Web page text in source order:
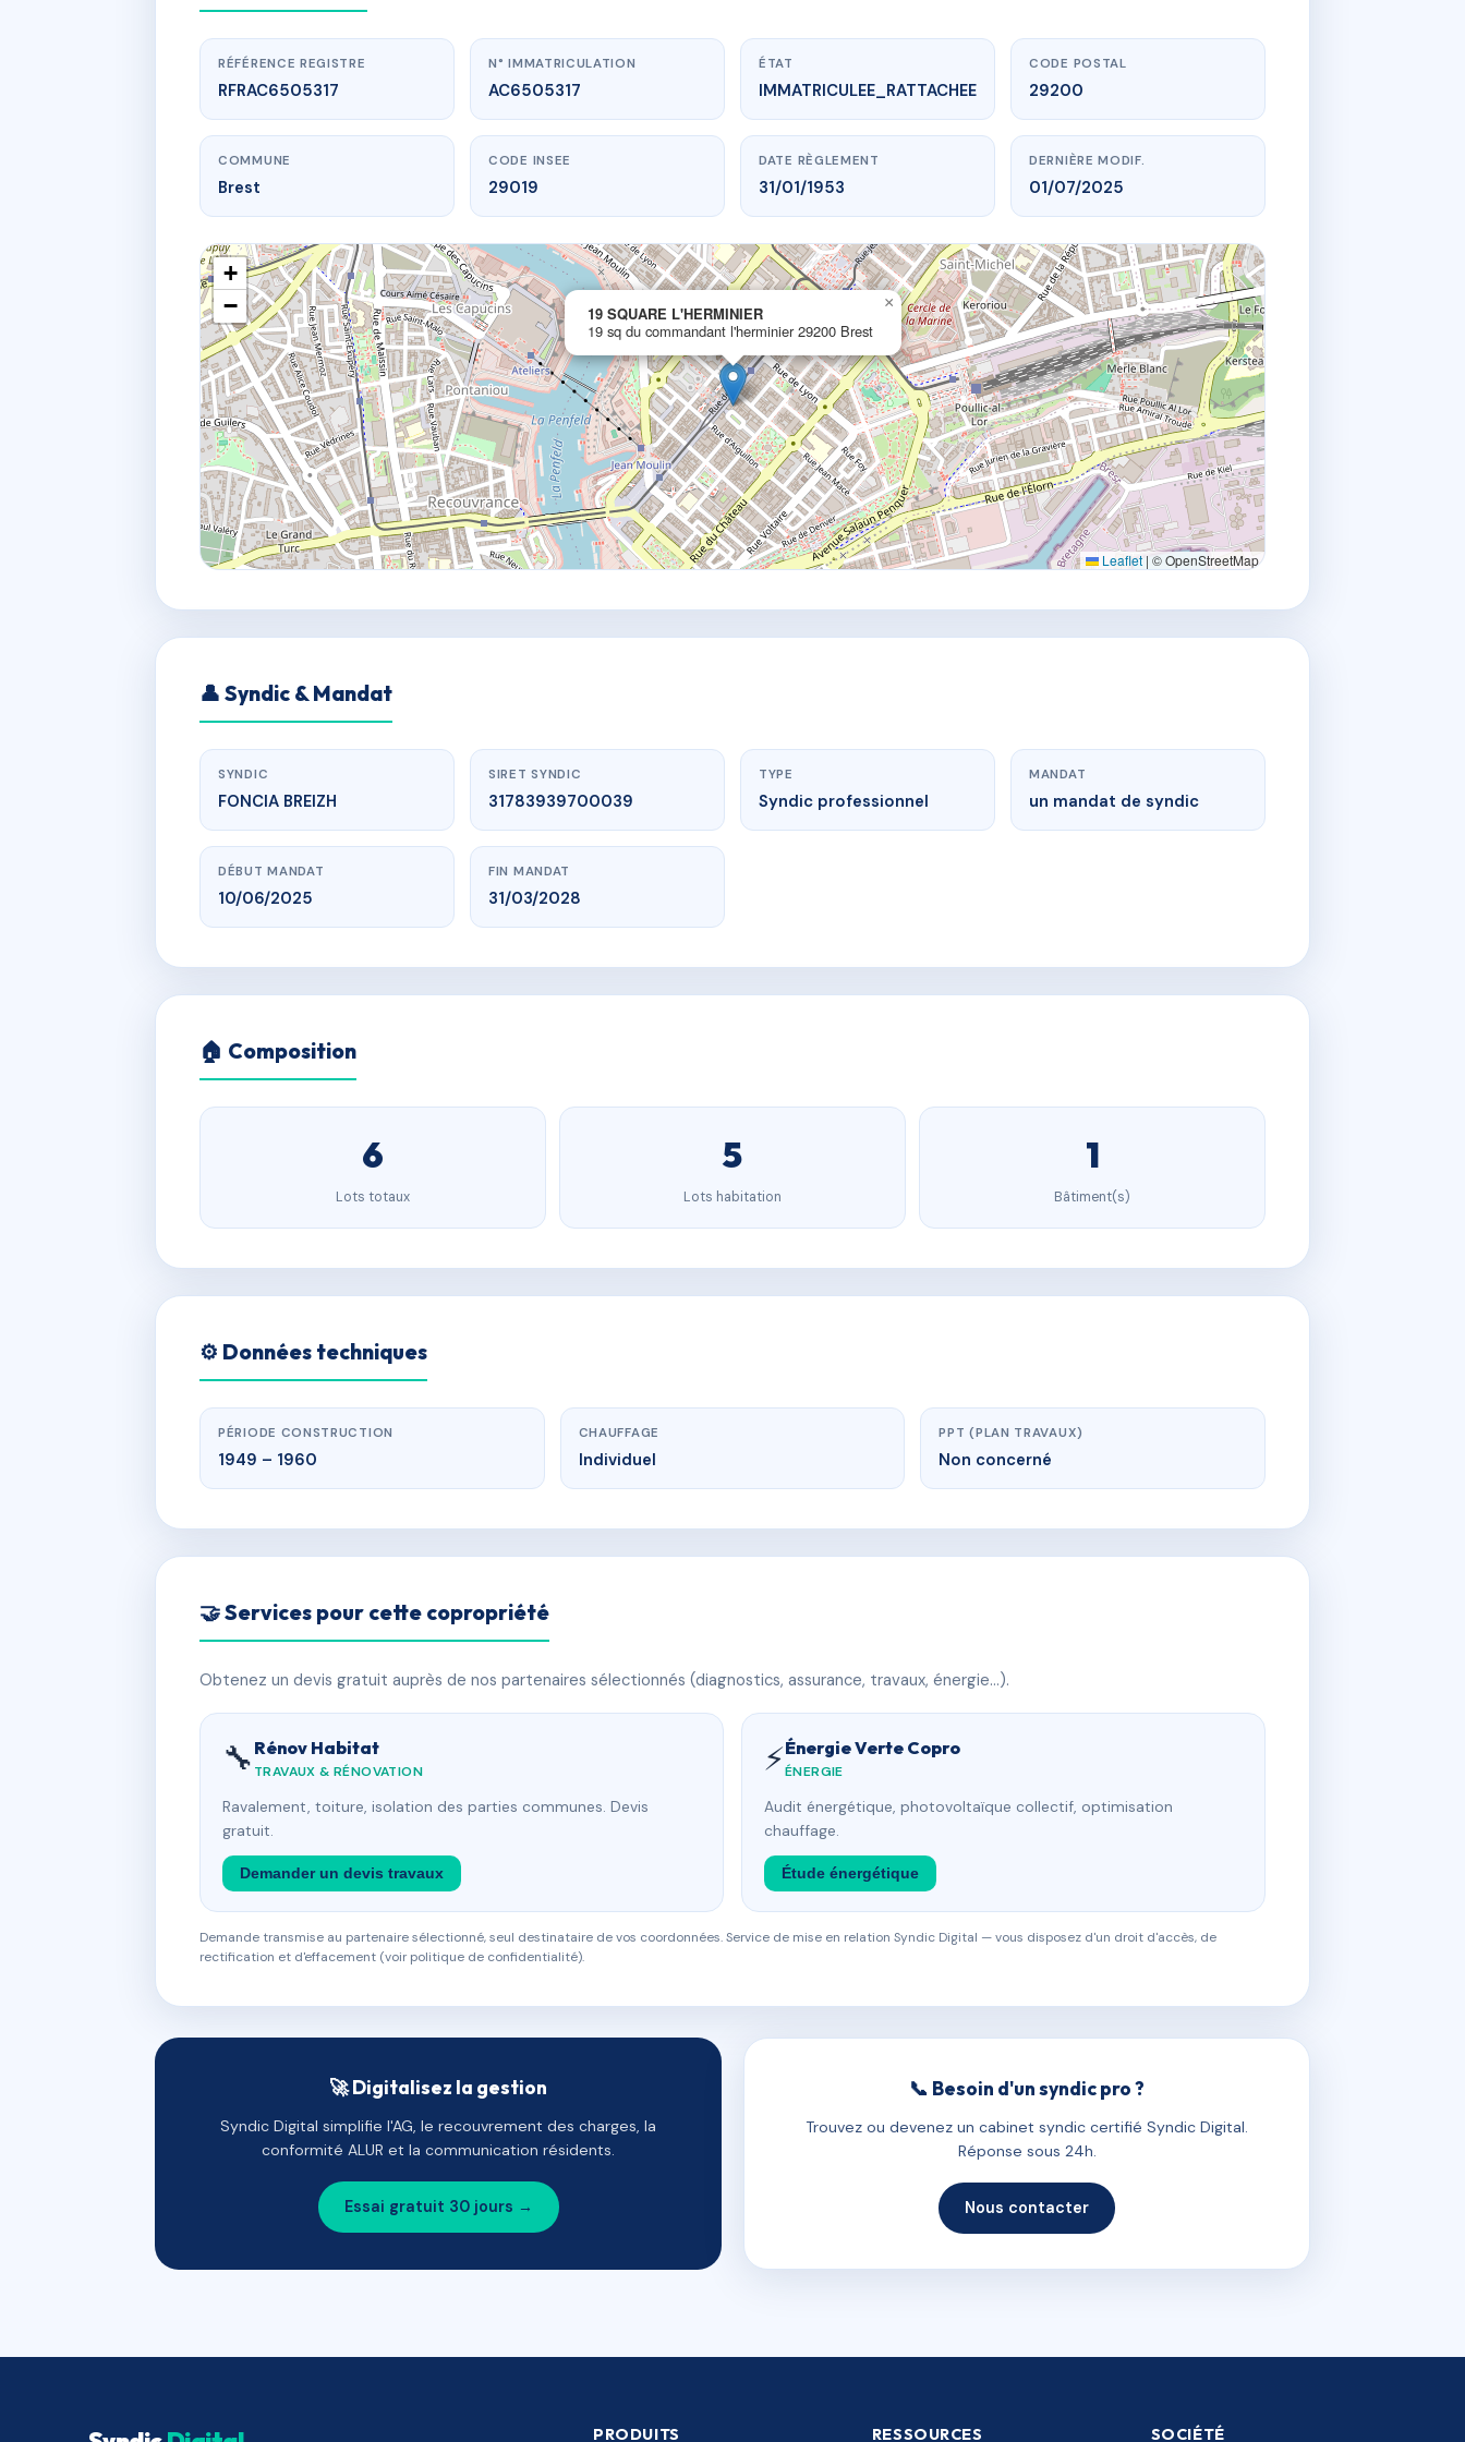
www.vme.plus/AC6505317
19 SQUARE L'HERMINIER
19 sq du commandant l'herminier29200 Brest
RÉFÉRENCE REGISTRE
RFRAC6505317
N° IMMATRICULATION
AC6505317
ÉTAT
IMMATRICULEE_RATTACHEE
CODE POSTAL
29200
COMMUNE
Brest
CODE INSEE
29019
DATE RÈGLEMENT
31/01/1953
DERNIÈRE MODIF.
01/07/2025
19 SQUARE L'HERMINIER
19 sq du commandant l'herminier 29200 Brest
×
+
−
Leaflet | © OpenStreetMap
👤 Syndic & Mandat
SYNDIC
FONCIA BREIZH
SIRET SYNDIC
31783939700039
TYPE
Syndic professionnel
MANDAT
un mandat de syndic
DÉBUT MANDAT
10/06/2025
FIN MANDAT
31/03/2028
🏠 Composition
6
Lots totaux
5
Lots habitation
1
Bâtiment(s)
⚙️ Données techniques
PÉRIODE CONSTRUCTION
1949 – 1960
CHAUFFAGE
Individuel
PPT (PLAN TRAVAUX)
Non concerné
🤝 Services pour cette copropriété
Obtenez un devis gratuit auprès de nos partenaires sélectionnés (diagnostics, assurance, travaux, énergie…).
🔧 Rénov Habitat
TRAVAUX & RÉNOVATION
Ravalement, toiture, isolation des parties communes. Devis
gratuit.
Demander un devis travaux
⚡Énergie Verte Copro
ÉNERGIE
Audit énergétique, photovoltaïque collectif, optimisation
chauffage.
Étude énergétique
Demande transmise au partenaire sélectionné, seul destinataire de vos coordonnées. Service de mise en relation Syndic Digital — vous disposez d'un droit d'accès, de
rectification et d'effacement (voir politique de confidentialité).
🚀 Digitalisez la gestion
Syndic Digital simplifie l'AG, le recouvrement des charges, la
conformité ALUR et la communication résidents.
Essai gratuit 30 jours →
📞 Besoin d'un syndic pro ?
Trouvez ou devenez un cabinet syndic certifié Syndic Digital.
Réponse sous 24h.
Nous contacter
PRODUITS RESSOURCES SOCIÉTÉ